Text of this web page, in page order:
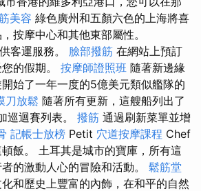
美容 綠色廣州和五顏六色的上海將喜
按摩中心和其他東部屬性。
客運服務。 臉部撥筋 在網站上預訂
的假期。 按摩師證照班 隨著新邊緣
始了一年一度的5億美元類似艦隊的
刀放鬆 隨著所有更新，這艘船列出了
巡迴賽列表。 撥筋 通過刷新菜單並增
記帳士放榜 Petit 穴道按摩課程 Chef
飯。 土耳其是城市的寶庫，所有這
的激動人心的冒險和活動。 鬆筋堂
和歷史上豐富的內飾，在和平的自然